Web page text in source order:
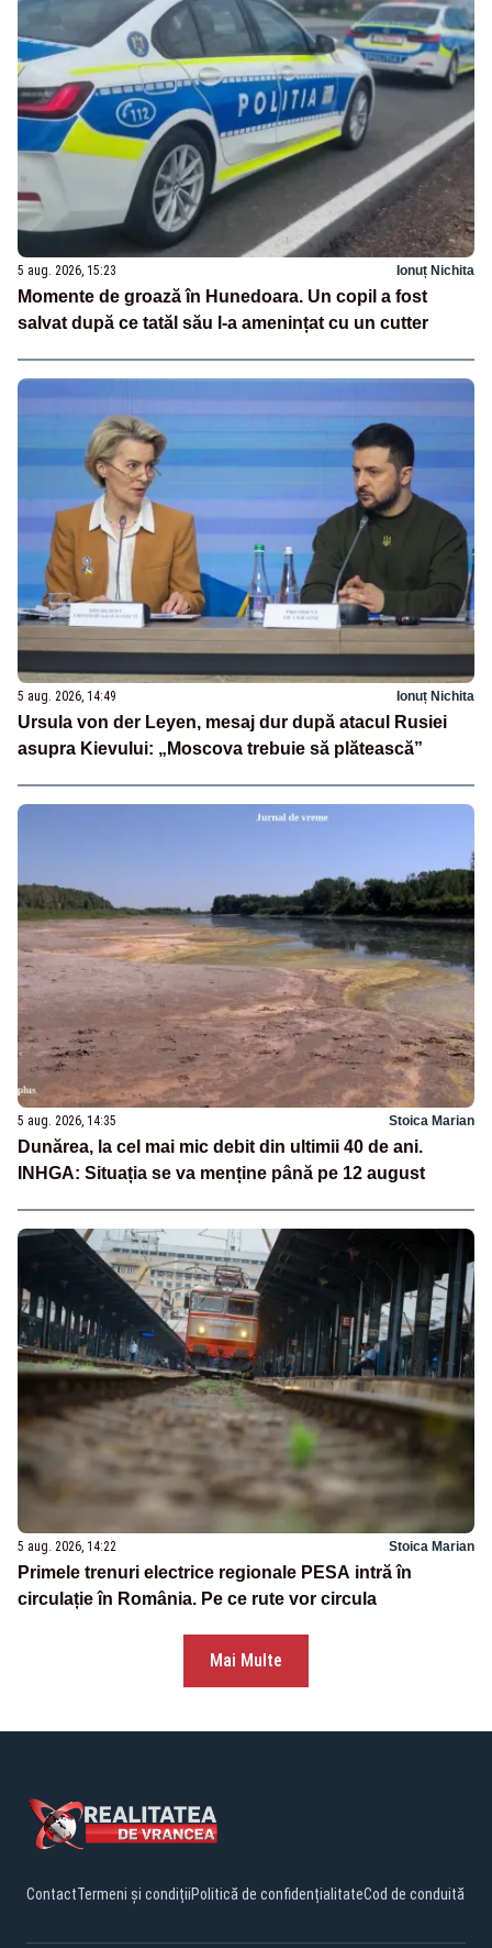
5 aug. 2026, 15:23 Ionuț Nichita
Momente de groază în Hunedoara. Un copil a fost
salvat după ce tatăl său l-a amenințat cu un cutter
5 aug. 2026, 14:49 Ionuț Nichita
Ursula von der Leyen, mesaj dur după atacul Rusiei
asupra Kievului: „Moscova trebuie să plătească”
5 aug. 2026, 14:35 Stoica Marian
Dunărea, la cel mai mic debit din ultimii 40 de ani.
INHGA: Situația se va menține până pe 12 august
5 aug. 2026, 14:22 Stoica Marian
Primele trenuri electrice regionale PESA intră în
circulație în România. Pe ce rute vor circula
Mai Multe
ContactTermeni și condițiiPolitică de confidențialitateCod de conduită